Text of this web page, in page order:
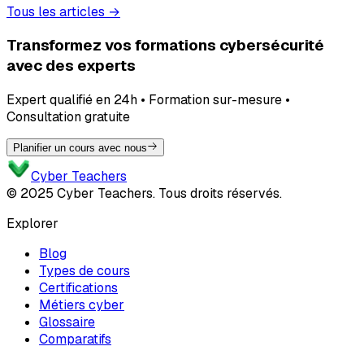
Tous les articles →
Transformez vos formations cybersécurité
avec des experts
Expert qualifié en 24h • Formation sur-mesure •
Consultation gratuite
Planifier un cours avec nous
Cyber Teachers
© 2025 Cyber Teachers. Tous droits réservés.
Explorer
Blog
Types de cours
Certifications
Métiers cyber
Glossaire
Comparatifs